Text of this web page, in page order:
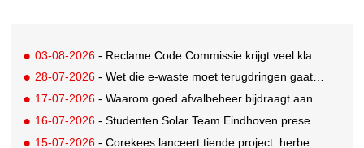
03-08-2026 - Reclame Code Commissie krijgt veel klachten over duurzaamheidsclaims
28-07-2026 - Wet die e-waste moet terugdringen gaat in, maar veel Nederlanders hebben er nog nooit van gehoord
17-07-2026 - Waarom goed afvalbeheer bijdraagt aan een professionelere bedrijfsvoering
16-07-2026 - Studenten Solar Team Eindhoven presenteren 's werelds eerste zonne-ambulance
15-07-2026 - Corekees lanceert tiende project: herbebossing met koffie